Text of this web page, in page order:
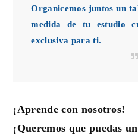
Organicemos juntos un
medida de tu estudio
exclusiva para ti.
¡Aprende con nosotros!
¡Queremos que puedas